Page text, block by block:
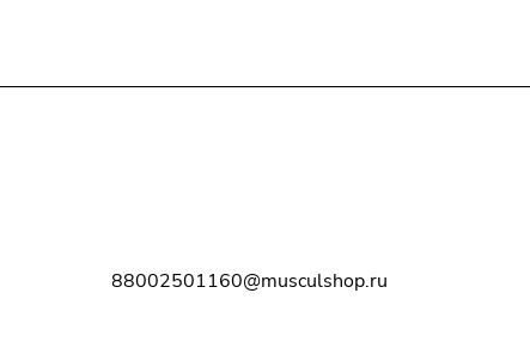
88002501160@musculshop.ru